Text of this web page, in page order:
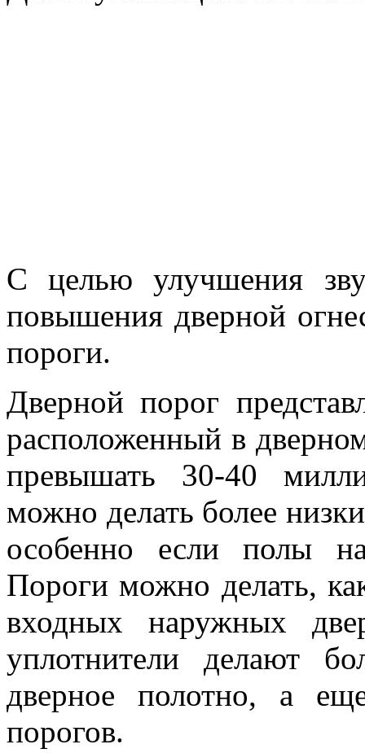
С целью улучшения
повышения дверной
пороги.
Дверной порог
расположенный в
превышать 30-40
можно делать более
особенно если полы
Пороги можно делать,
входных наружных
уплотнители делают
дверное полотно, а
порогов.